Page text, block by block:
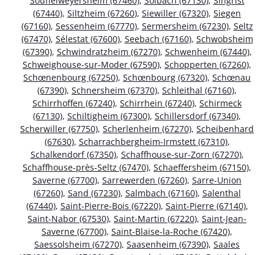
(67440), Siltzheim (67260), Siewiller (67320), Siegen
(67160), Sessenheim (67770), Sermersheim (67230), Seltz
(67470), Sélestat (67600), Seebach (67160), Schwobsheim
(67390), Schwindratzheim (67270), Schwenheim (67440),
Schweighouse-sur-Moder (67590), Schopperten (67260),
Schœnenbourg (67250), Schœnbourg (67320), Schœnau
(67390), Schnersheim (67370), Schleithal (67160),
Schirrhoffen (67240), Schirrhein (67240), Schirmeck
(67130), Schiltigheim (67300), Schillersdorf (67340),
Scherwiller (67750), Scherlenheim (67270), Scheibenhard
(67630), Scharrachbergheim-Irmstett (67310),
Schalkendorf (67350), Schaffhouse-sur-Zorn (67270),
Schaffhouse-près-Seltz (67470), Schaeffersheim (67150),
Saverne (67700), Sarrewerden (67260), Sarre-Union
(67260), Sand (67230), Salmbach (67160), Salenthal
(67440), Saint-Pierre-Bois (67220), Saint-Pierre (67140),
Saint-Nabor (67530), Saint-Martin (67220), Saint-Jean-
Saverne (67700), Saint-Blaise-la-Roche (67420),
Saessolsheim (67270), Saasenheim (67390), Saales